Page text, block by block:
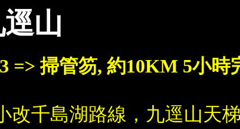
山
=> 掃管笏, 約10KM 5小時
改千島湖路線，九逕山天